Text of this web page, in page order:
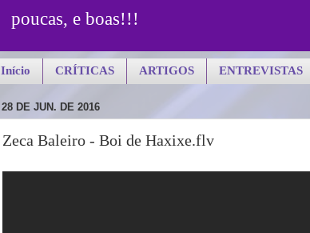
poucas, e boas!!!
Início CRÍTICAS ARTIGOS ENTREVISTAS
28 DE JUN. DE 2016
Zeca Baleiro - Boi de Haxixe.flv